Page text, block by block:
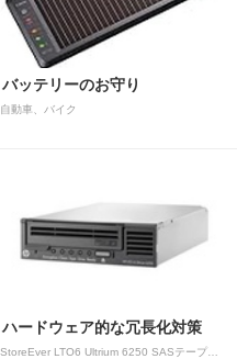
バッテリーのお守り
自動車、バイク
ハードウェア的な冗長化対策